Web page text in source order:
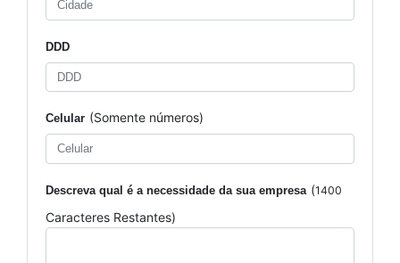
DDD
Celular (Somente números)
Descreva qual é a necessidade da sua empresa (1400
Caracteres Restantes)